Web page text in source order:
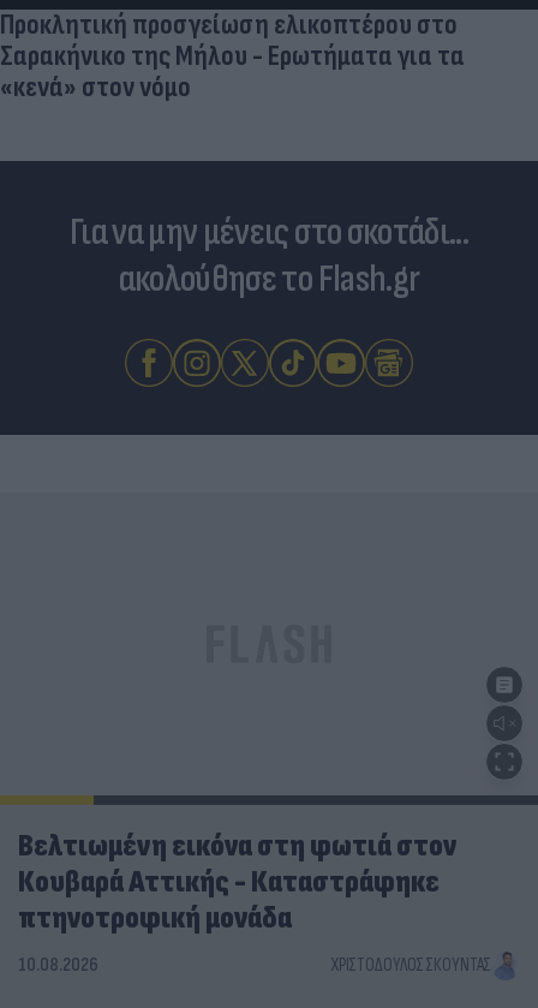
Προκλητική προσγείωση ελικοπτέρου στο
Σαρακήνικο της Μήλου - Ερωτήματα για τα
«κενά» στον νόμο
Για να μην μένεις στο σκοτάδι...
ακολούθησε το Flash.gr
Βελτιωμένη εικόνα στη φωτιά στον
Κουβαρά Αττικής - Καταστράφηκε
πτηνοτροφική μονάδα
10.08.2026 ΧΡΙΣΤΌΔΟΥΛΟΣ ΣΚΟΎΝΤΑΣ